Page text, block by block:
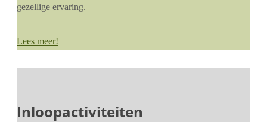
gezellige ervaring.
Lees meer!
Inloopactiviteiten